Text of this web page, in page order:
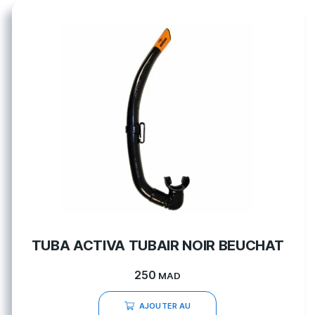
TUBA ACTIVA TUBAIR NOIR BEUCHAT
250 MAD
AJOUTER AU